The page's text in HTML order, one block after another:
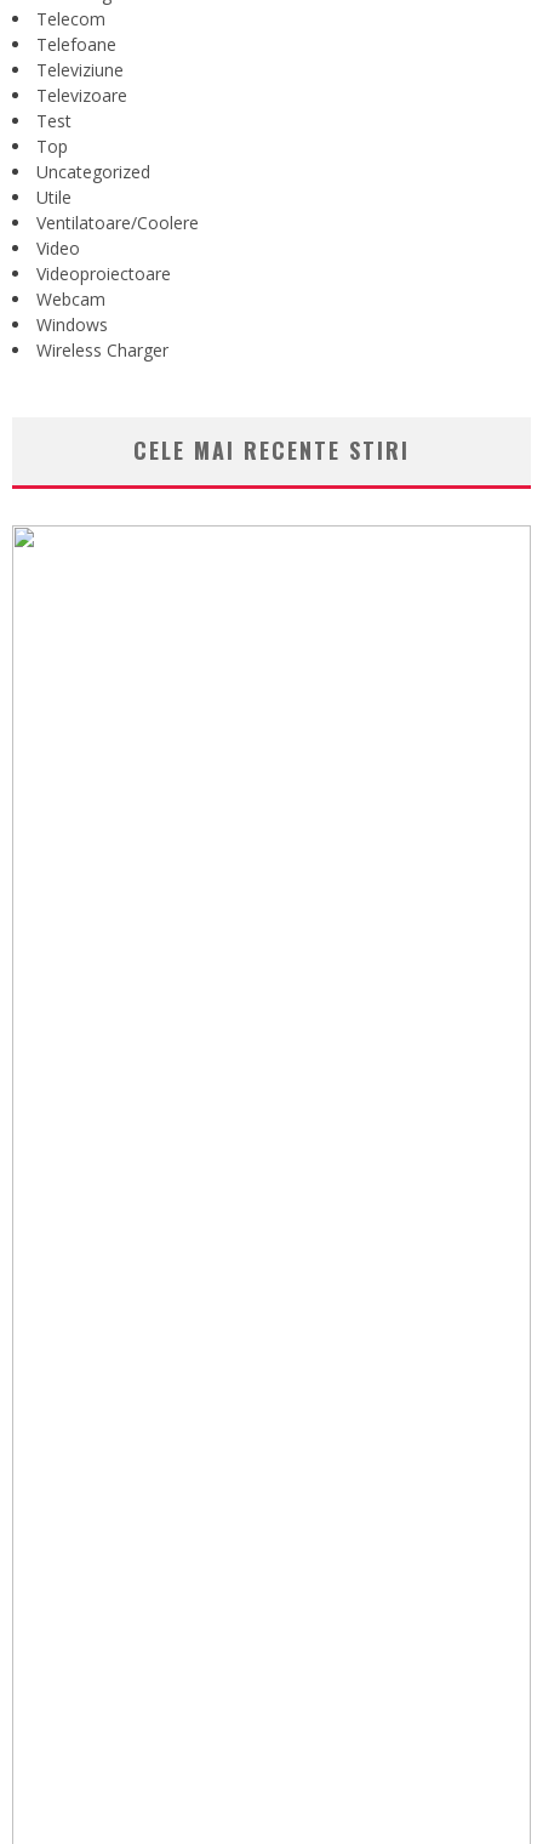
Telecom
Telefoane
Televiziune
Televizoare
Test
Top
Uncategorized
Utile
Ventilatoare/Coolere
Video
Videoproiectoare
Webcam
Windows
Wireless Charger
CELE MAI RECENTE STIRI